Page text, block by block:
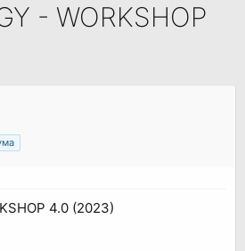
- WORKSHOP
4.0 (2023)